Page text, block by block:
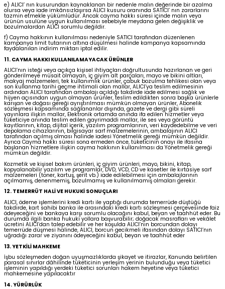
e) ALICI’ nın kusurundan kaynaklanan bir nedenle malın değerinde bir azalma
olursa veya iade imkânsızlaşırsa ALICI kusuru oranında SATICI’ nın zararlarını
tazmin etmekle yükümlüdür. Ancak cayma hakkı süresi içinde malın veya
ürünün usulüne uygun kullanılması sebebiyle meydana gelen değişiklik ve
bozulmalardan ALICI sorumlu değildir.
f) Cayma hakkının kullanılması nedeniyle SATICI tarafından düzenlenen
kampanya limit tutarının altına düşülmesi halinde kampanya kapsamında
faydalanılan indirim miktarı iptal edilir.
11. CAYMA HAKKI KULLANILAMAYACAK ÜRÜNLER
ALICI’nın isteği veya açıkça kişisel ihtiyaçları doğrultusunda hazırlanan ve geri
gönderilmeye müsait olmayan, iç giyim alt parçaları, mayo ve bikini altları,
makyaj malzemeleri, tek kullanımlık ürünler, çabuk bozulma tehlikesi olan veya
son kullanma tarihi geçme ihtimali olan mallar, ALICI’ya teslim edilmesinin
ardından ALICI tarafından ambalajı açıldığı takdirde iade edilmesi sağlık ve
hijyen açısından uygun olmayan ürünler, teslim edildikten sonra başka ürünlerle
karışan ve doğası gereği ayrıştırılması mümkün olmayan ürünler, Abonelik
sözleşmesi kapsamında sağlananlar dışında, gazete ve dergi gibi süreli
yayınlara ilişkin mallar, Elektronik ortamda anında ifa edilen hizmetler veya
tüketiciye anında teslim edilen gayrimaddi mallar, ile ses veya görüntü
kayıtlarının, kitap, dijital içerik, yazılım programlarının, veri kaydedebilme ve veri
depolama cihazlarının, bilgisayar sarf malzemelerinin, ambalajının ALICI
tarafından açılmış olması halinde iadesi Yönetmelik gereği mümkün değildir.
Ayrıca Cayma hakkı süresi sona ermeden önce, tüketicinin onayı ile ifasına
başlanan hizmetlere ilişkin cayma hakkının kullanılması da Yönetmelik gereği
mümkün değildir.
Kozmetik ve kişisel bakım ürünleri, iç giyim ürünleri, mayo, bikini, kitap,
kopyalanabilir yazılım ve programlar, DVD, VCD, CD ve kasetler ile kırtasiye sarf
malzemeleri (toner, kartuş, şerit vb.) iade edilebilmesi için ambalajlarının
açılmamış, denenmemiş, bozulmamış ve kullanılmamış olmaları gerekir.
12. TEMERRÜT HALİ VE HUKUKİ SONUÇLARI
ALICI, ödeme işlemlerini kredi kartı ile yaptığı durumda temerrüde düştüğü
takdirde, kart sahibi banka ile arasındaki kredi kartı sözleşmesi çerçevesinde faiz
ödeyeceğini ve bankaya karşı sorumlu olacağını kabul, beyan ve taahhüt eder. Bu
durumda ilgili banka hukuki yollara başvurabilir; doğacak masrafları ve vekâlet
ücretini ALICI’dan talep edebilir ve her koşulda ALICI’nın borcundan dolayı
temerrüde düşmesi halinde, ALICI, borcun gecikmeli ifasından dolayı SATICI’nın
uğradığı zarar ve ziyanını ödeyeceğini kabul, beyan ve taahhüt eder
13. YETKİLİ MAHKEME
İşbu sözleşmeden doğan uyuşmazlıklarda şikayet ve itirazlar, Kanunda belirtilen
parasal sınırlar dâhilinde tüketicinin yerleşim yerinin bulunduğu veya tüketici
işleminin yapıldığı yerdeki tüketici sorunları hakem heyetine veya tüketici
mahkemesine yapılacaktır
14. YÜRÜRLÜK